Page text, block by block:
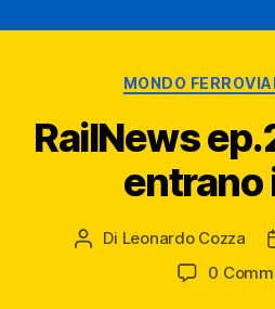
MONDO
RailNews
entrano
Autore
Di Leonardo Cozza
0